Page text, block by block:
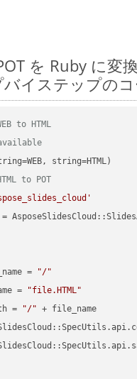
を Ruby に変
バイステップの
to HTML
to POT
=
"/"
=
"file.HTML"
=
"/" + file_name